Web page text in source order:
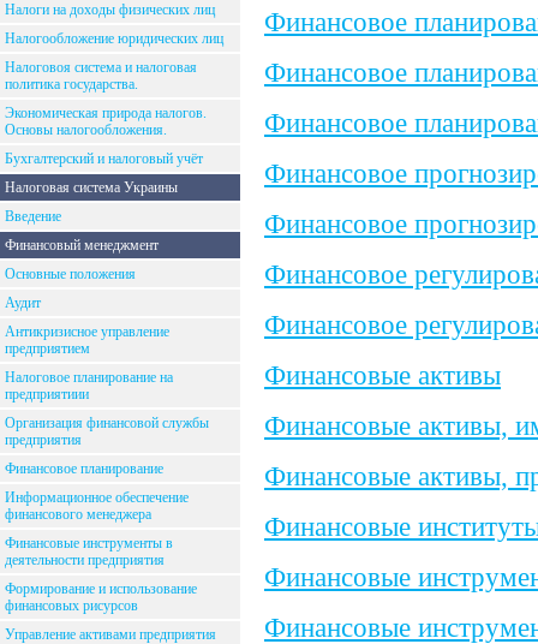
Налоги на доходы физических лиц
Налогообложение юридических лиц
Налоговоя система и налоговая
политика государства.
Экономическая природа налогов.
Основы налогообложения.
Бухгалтерский и налоговый учёт
Налоговая система Украины
Введение
Финансовый менеджмент
Основные положения
Аудит
Антикризисное управление
предприятием
Налоговое планирование на
предприятиии
Организация финансовой службы
предприятия
Финансовое планирование
Информационное обеспечение
финансового менеджера
Финансовые инструменты в
деятельности предприятия
Формирование и использование
финансовых рисурсов
Управление активами предприятия
Финансовое
Финансовое
Финансовое
Финансовое
Финансовое
Финансовое
Финансовое
Финансовые активы
Финансовые активы,
Финансовые активы,
Финансовые
Финансовые
Финансовые